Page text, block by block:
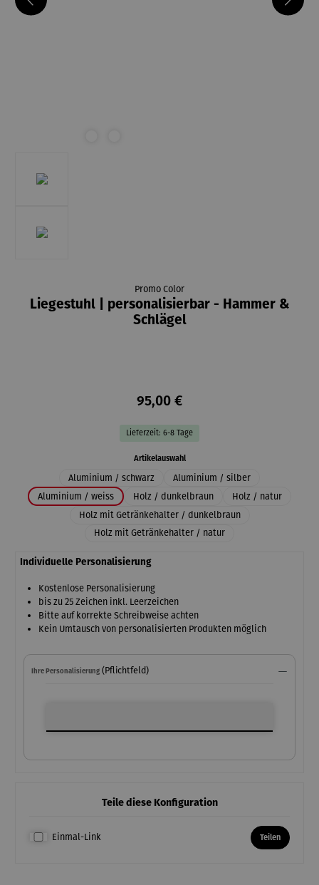
Promo Color
Liegestuhl | personalisierbar - Hammer &
Schlägel
95,00 €
Lieferzeit: 6-8 Tage
Artikelauswahlauswählen
Aluminium / schwarz
Aluminium / silber
Aluminium / weiss
Holz / dunkelbraun
Holz / natur
Holz mit Getränkehalter / dunkelbraun
Holz mit Getränkehalter / natur
Individuelle Personalisierung
Kostenlose Personalisierung
bis zu 25 Zeichen inkl. Leerzeichen
Bitte auf korrekte Schreibweise achten
Kein Umtausch von personalisierten Produkten möglich
Ihre Personalisierung (Pflichtfeld)
Teile diese Konfiguration
Einmal-Link Teilen